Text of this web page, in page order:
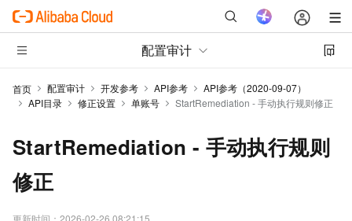
配置审计
首页 配置审计 开发参考 API参考
API参考（2020-09-07）
API目录
修正设置 单账号 StartRemediation - 手动执行规则修正
StartRemediation - 手动执行规则
修正
更新时间： 2026-02-26 08:21:15